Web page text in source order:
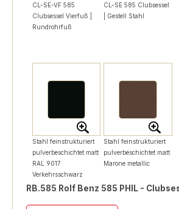
CL-SE-VF 585
Clubsessel Vierfuß |
Rundrohrfuß
CL-SE 585 Clubsessel
| Gestell Stahl
Stahl feinstrukturiert
pulverbeschichtet matt
RAL 9017
Verkehrsschwarz
Stahl feinstrukturiert
pulverbeschichtet matt
Marone metallic
RB.585 Rolf Benz 585 PHIL -